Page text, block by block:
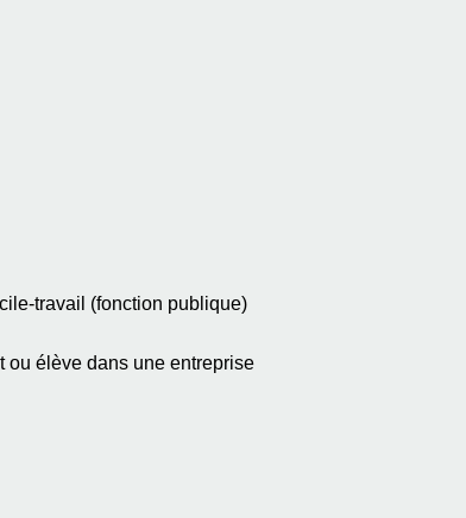
travail (fonction publique)
ou élève dans une entreprise